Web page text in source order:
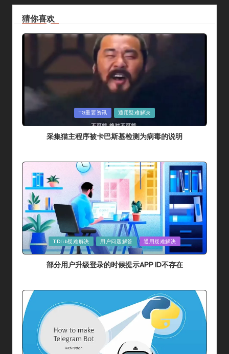
猜你喜欢
Posted
TG重要资讯 通用疑难解决
采集猫主程序被卡巴斯基检测为病毒的说明
By
Posted
In
TDlib疑难解决 用户问题解答 通用疑难解决
部分用户升级登录的时候提示APP ID不存在
By